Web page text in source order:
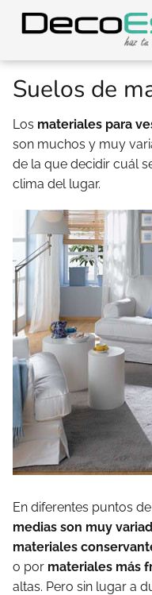
Suelos de
Los materiales para
son muchos y muy
de la que decidir cuál
clima del lugar.
En diferentes puntos
medias son muy
materiales
o por materiales más
altas. Pero sin lugar a